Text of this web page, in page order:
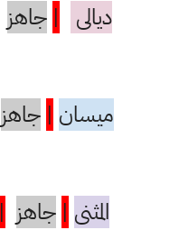
ديالى | جاهز
ميسان | جاهز
المثنى | جاهز |